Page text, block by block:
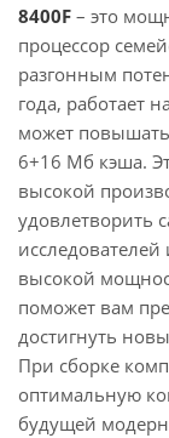
8400F – это
процессор
разгонным
года, работает
может
6+16 Мб кэша.
высокой
удовлетворить
исследователей
высокой
поможет вам
достигнуть
При сборке
оптимальную
будущей